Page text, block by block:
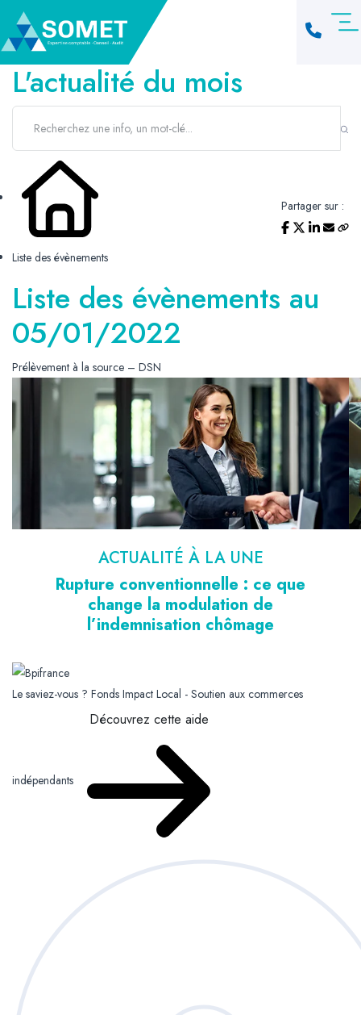
L'actualité du mois
Liste des évènements
Partager sur :
Liste des évènements au
05/01/2022
Prélèvement à la source – DSN
ACTUALITÉ À LA UNE
Rupture conventionnelle : ce que
change la modulation de
l’indemnisation chômage
Le saviez-vous ? Fonds Impact Local - Soutien aux commerces
indépendants
Découvrez cette aide